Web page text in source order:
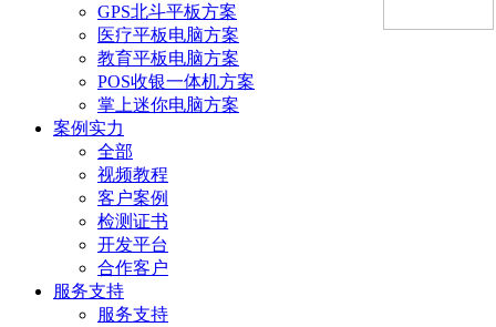
GPS北斗平板方案
医疗平板电脑方案
教育平板电脑方案
POS收银一体机方案
掌上迷你电脑方案
案例实力
全部
视频教程
客户案例
检测证书
开发平台
合作客户
服务支持
服务支持